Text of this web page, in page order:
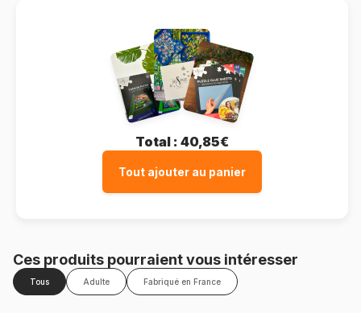
Total : 40,85€
Tout ajouter au panier
Ces produits pourraient vous intéresser
Tous Adulte Fabriqué en France